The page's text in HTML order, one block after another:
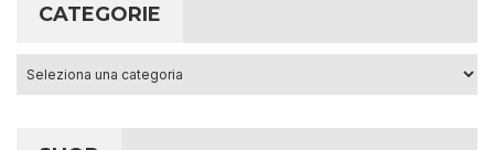
CATEGORIE